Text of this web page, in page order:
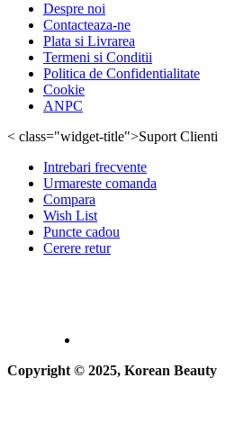
Despre noi
Contacteaza-ne
Plata si Livrarea
Termeni si Conditii
Politica de Confidentialitate
Cookie
ANPC
< class="widget-title">Suport Clienti
Intrebari frecvente
Urmareste comanda
Compara
Wish List
Puncte cadou
Cerere retur
Copyright © 2025, Korean Beauty